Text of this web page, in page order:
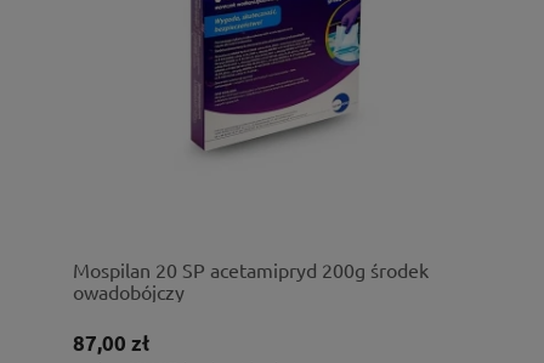
Mospilan 20 SP acetamipryd 200g środek
owadobójczy
87,00 zł